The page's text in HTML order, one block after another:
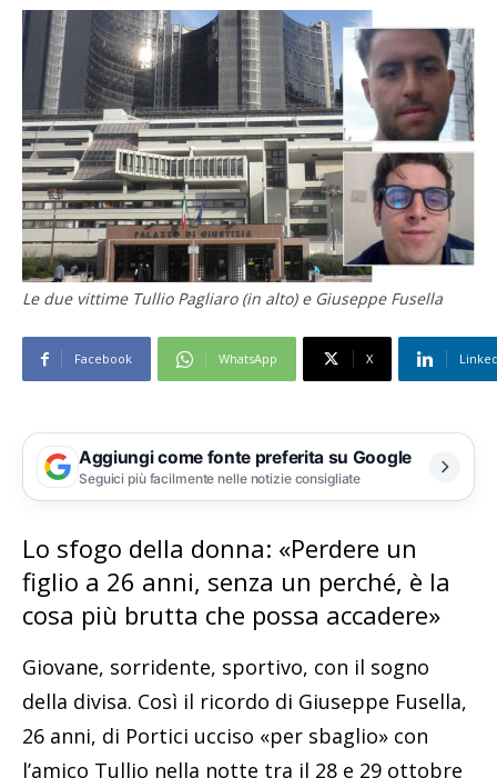
Le due vittime Tullio Pagliaro (in alto) e Giuseppe Fusella
Facebook WhatsApp X
Aggiungi come fonte preferita su Google
Seguici più facilmente nelle notizie consigliate
Lo sfogo della donna: «Perdere un
figlio a 26 anni, senza un perché, è la
cosa più brutta che possa accadere»
Giovane, sorridente, sportivo, con il sogno
della divisa. Così il ricordo di Giuseppe Fusella,
26 anni, di Portici ucciso «per sbaglio» con
l’amico Tullio nella notte tra il 28 e 29 ottobre